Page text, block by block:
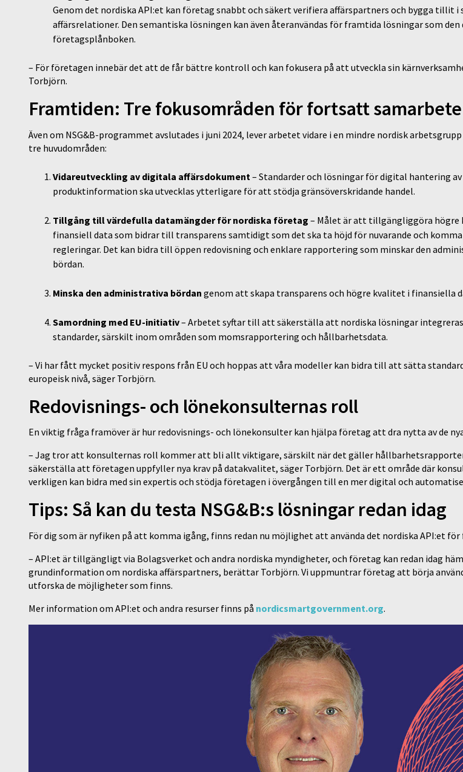
Genom det nordiska API:et kan företag snabbt och säkert verifiera affärspartners och bygga tillit i
affärsrelationer. Den semantiska lösningen kan även återanvändas för framtida lösningar som
företagsplånboken.
– För företagen innebär det att de får bättre kontroll och kan fokusera på att utveckla sin
Torbjörn.
Framtiden: Tre fokusområden för fortsatt samarbete
Även om NSG&B-programmet avslutades i juni 2024, lever arbetet vidare i en mindre nordisk
tre huvudområden:
Vidareutveckling av digitala affärsdokument – Standarder och lösningar för digital hantering
produktinformation ska utvecklas ytterligare för att stödja gränsöverskridande handel.
Tillgång till värdefulla datamängder för nordiska företag – Målet är att tillgängliggöra högre
finansiell data som bidrar till transparens samtidigt som det ska ta höjd för nuvarande och
regleringar. Det kan bidra till öppen redovisning och enklare rapportering som minskar den
bördan.
Minska den administrativa bördan genom att skapa transparens och högre kvalitet i finansiella
Samordning med EU-initiativ– Arbetet syftar till att säkerställa att nordiska lösningar integreras
standarder, särskilt inom områden som momsrapportering och hållbarhetsdata.
– Vi har fått mycket positiv respons från EU och hoppas att våra modeller kan bidra till att sätta
europeisk nivå, säger Torbjörn.
Redovisnings- och lönekonsulternas roll
En viktig fråga framöver är hur redovisnings- och lönekonsulter kan hjälpa företag att dra nytta av de
– Jag tror att konsulternas roll kommer att bli allt viktigare, särskilt när det gäller
säkerställa att företagen uppfyller nya krav på datakvalitet, säger Torbjörn. Det är ett område där
verkligen kan bidra med sin expertis och stödja företagen i övergången till en mer digital och
Tips: Så kan du testa NSG&B:s lösningar redan idag
För dig som är nyfiken på att komma igång, finns redan nu möjlighet att använda det nordiska API:et
– API:et är tillgängligt via Bolagsverket och andra nordiska myndigheter, och företag kan redan idag
grundinformation om nordiska affärspartners, berättar Torbjörn. Vi uppmuntrar företag att börja
utforska de möjligheter som finns.
Mer information om API:et och andra resurser finns på nordicsmartgovernment.org.